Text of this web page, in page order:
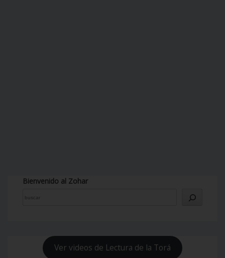
Bienvenido al Zohar
Ver videos de Lectura de la Torá